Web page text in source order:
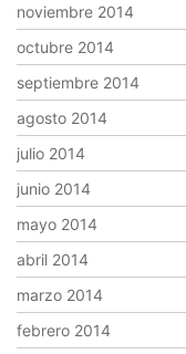
noviembre 2014
octubre 2014
septiembre 2014
agosto 2014
julio 2014
junio 2014
mayo 2014
abril 2014
marzo 2014
febrero 2014